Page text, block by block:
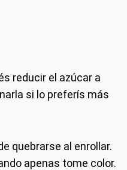
reducir el azúcar a
si lo preferís más
quebrarse al enrollar.
apenas tome color.